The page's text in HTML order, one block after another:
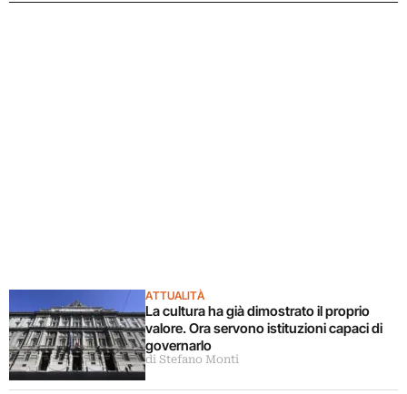
ATTUALITÀ
La cultura ha già dimostrato il proprio
valore. Ora servono istituzioni capaci di
governarlo
di Stefano Monti